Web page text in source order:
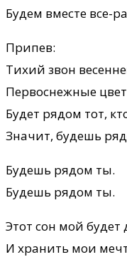
Будем вместе все-
Припев:
Тихий звон
Первоснежные
Будет рядом тот,
Значит, будешь
Будешь рядом ты.
Будешь рядом ты.
Этот сон мой будет
И хранить мои